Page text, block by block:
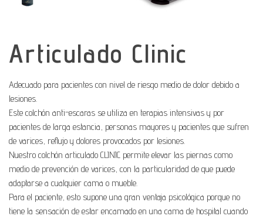
Articulado Clinic
Adecuado para pacientes con nivel de riesgo medio de dolor debido a
lesiones.
Este colchón anti-escaras se utiliza en terapias intensivas y por
pacientes de larga estancia, personas mayores y pacientes que sufren
de varices, reflujo y dolores provocados por lesiones.
Nuestro colchón articulado CLINIC permite elevar las piernas como
medio de prevención de varices, con la particularidad de que puede
adaptarse a cualquier cama o mueble.
Para el paciente, esto supone una gran ventaja psicológica porque no
tiene la sensación de estar encamado en una cama de hospital cuando